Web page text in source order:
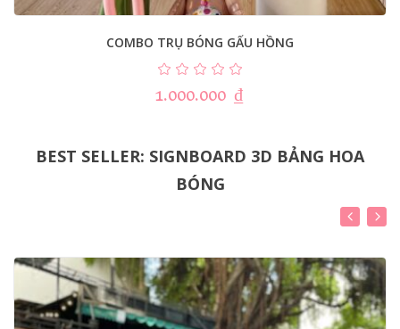
COMBO TRỤ BÓNG GẤU HỒNG
1.000.000 ₫
BEST SELLER: SIGNBOARD 3D BẢNG HOA
BÓNG